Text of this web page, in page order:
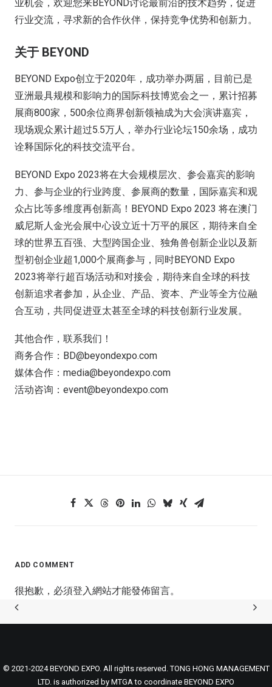
业机会，欢迎您来BEYOND讨论最前沿的技术趋势，促进
行业交流，寻求新的合作伙伴，保持竞争优势和创新力。
关于 BEYOND
BEYOND Expo创立于2020年，成功举办两届，目前已是
亚洲最具规模和影响力的国际科技博览会之一，累计招募
展商800家，500余位商界创新领袖成为大会演讲嘉宾，
现场观众累计超过5.5万人，举办行业论坛150余场，成功
诠释国际化的科技交流平台。
BEYOND Expo 2023将在大会规模层次、参会嘉宾的影响
力、参与企业的行业跨度、参展商的数量，国际嘉宾和观
众占比等多维度再创新高！BEYOND Expo 2023 将在澳门
威尼斯人金光会展中心设立近十万平的展区，期待来自全
球的世界五百强、大型跨国企业、独角兽创新企业以及新
型初创企业超1,000个展商参与，同时BEYOND Expo
2023将举行超百场活动和对接会，期待来自全球的科技
创新追求者参加，从企业、产品、资本、产业等全方位融
合互动，共同促进亚太甚至全球的科技创新行业发展。
其他合作，联系我们！
商务合作：BD@beyondexpo.com
媒体合作：media@beyondexpo.com
活动咨询：event@beyondexpo.com
ADD COMMENT
很抱歉，必須登入網站才能發佈留言。
© 2021-2024 BEYOND EXPO. All rights reserved. TONG HONG MANAGEMENT
LTD. is authorized by MTGA to coordinate BEYOND EXPO